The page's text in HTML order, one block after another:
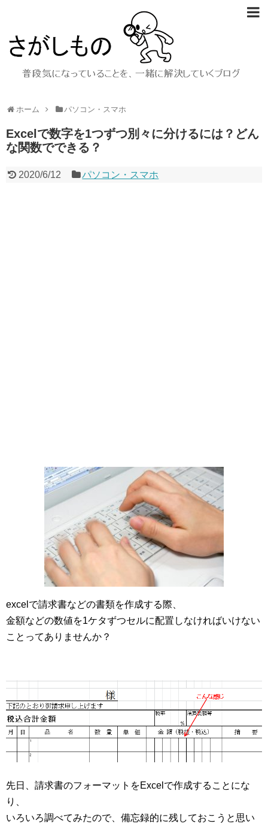
ホーム パソコン・スマホ
Excelで数字を1つずつ別々に分けるには？どん
な関数でできる？
2020/6/12 パソコン・スマホ
excelで請求書などの書類を作成する際、
金額などの数値を1ケタずつセルに配置しなければいけない
ことってありませんか？
先日、請求書のフォーマットをExcelで作成することにな
り、
いろいろ調べてみたので、備忘録的に残しておこうと思い